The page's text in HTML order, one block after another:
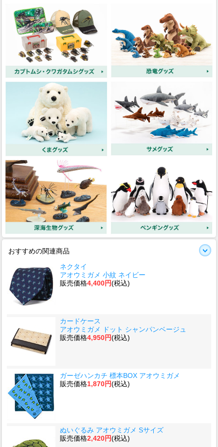
おすすめの関連商品
ネクタイ
アオウミガメ 小紋 ネイビー
販売価格4,400円(税込)
カードケース
アオウミガメ ドット シャンパンベージュ
販売価格4,950円(税込)
ガーゼハンカチ 標本BOX アオウミガメ
販売価格1,870円(税込)
ぬいぐるみ アオウミガメ Sサイズ
販売価格2,420円(税込)